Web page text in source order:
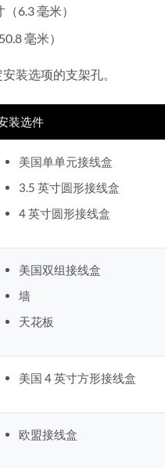
6.3 毫米）
毫米）
装选项的支架孔。
装选件
美国单单元接线盒
3.5 英寸圆形接线盒
4 英寸圆形接线盒
美国双组接线盒
墙
天花板
美国 4 英寸方形接线盒
欧盟接线盒